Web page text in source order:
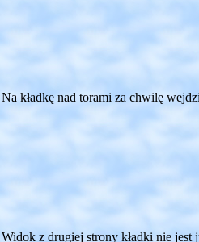
Na kładkę nad torami za chwilę
Widok z drugiej strony kładki nie jest